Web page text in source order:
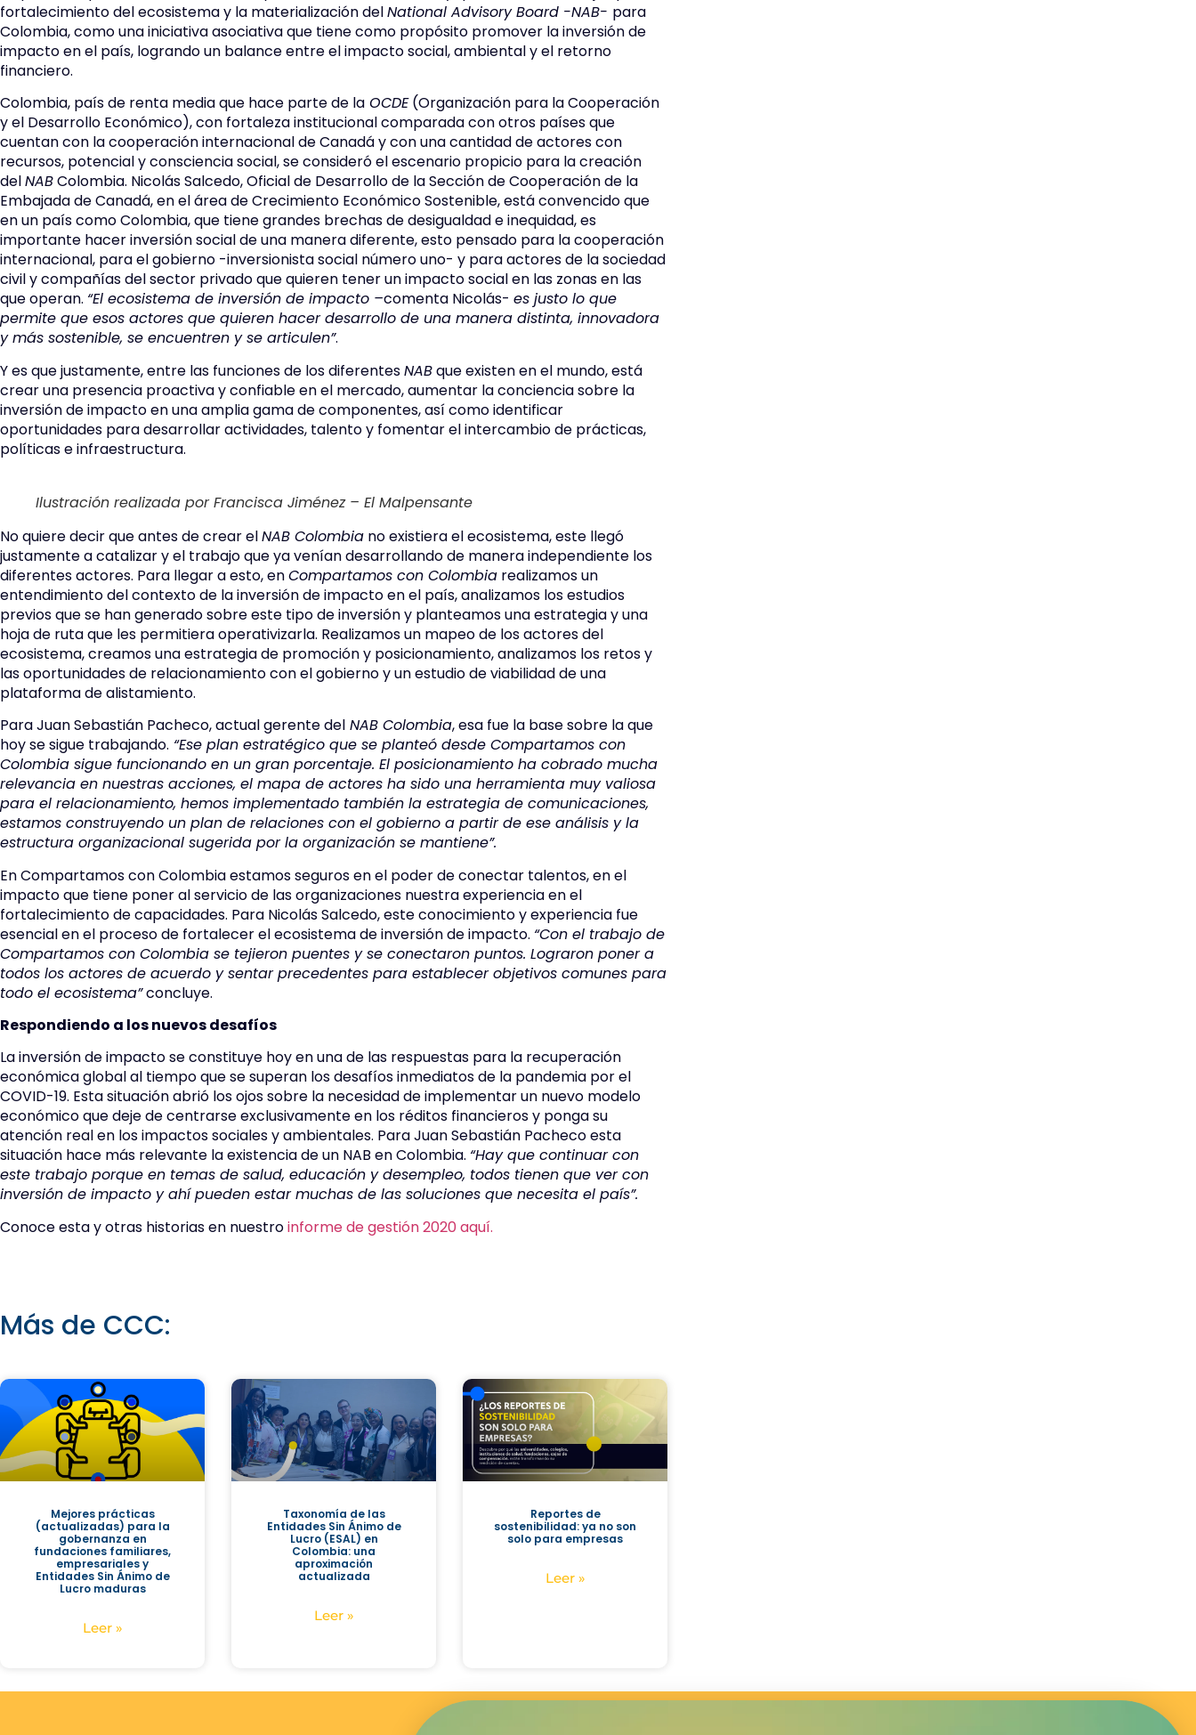
fortalecimiento del ecosistema y la materialización delNational Advisory Board -NAB- para
Colombia, como una iniciativa asociativa que tiene como propósito promover la inversión de
impacto en el país, logrando un balance entre el impacto social, ambiental y el retorno
financiero.
Colombia, país de renta media que hace parte de la OCDE(Organización para la Cooperación
y el Desarrollo Económico), con fortaleza institucional comparada con otros países que
cuentan con la cooperación internacional de Canadá y con una cantidad de actores con
recursos, potencial y consciencia social, se consideró el escenario propicio para la creación
delNABColombia. Nicolás Salcedo, Oficial de Desarrollo de la Sección de Cooperación de la
Embajada de Canadá, en el área de Crecimiento Económico Sostenible, está convencido que
en un país como Colombia, que tiene grandes brechas de desigualdad e inequidad, es
importante hacer inversión social de una manera diferente, esto pensado para la cooperación
internacional, para el gobierno -inversionista social número uno- y para actores de la sociedad
civil y compañías del sector privado que quieren tener un impacto social en las zonas en las
que operan. “El ecosistema de inversión de impacto –comenta Nicolás- es justo lo que
permite que esos actores que quieren hacer desarrollo de una manera distinta, innovadora
y más sostenible, se encuentren y se articulen”.
Y es que justamente, entre las funciones de los diferentesNABque existen en el mundo, está
crear una presencia proactiva y confiable en el mercado, aumentar la conciencia sobre la
inversión de impacto en una amplia gama de componentes, así como identificar
oportunidades para desarrollar actividades, talento y fomentar el intercambio de prácticas,
políticas e infraestructura.
Ilustración realizada por Francisca Jiménez – El Malpensante
No quiere decir que antes de crear elNAB Colombia no existiera el ecosistema, este llegó
justamente a catalizar y el trabajo que ya venían desarrollando de manera independiente los
diferentes actores. Para llegar a esto, enCompartamos con Colombia realizamos un
entendimiento del contexto de la inversión de impacto en el país, analizamos los estudios
previos que se han generado sobre este tipo de inversión y planteamos una estrategia y una
hoja de ruta que les permitiera operativizarla. Realizamos un mapeo de los actores del
ecosistema, creamos una estrategia de promoción y posicionamiento, analizamos los retos y
las oportunidades de relacionamiento con el gobierno y un estudio de viabilidad de una
plataforma de alistamiento.
Para Juan Sebastián Pacheco, actual gerente del NAB Colombia, esa fue la base sobre la que
hoy se sigue trabajando. “Ese plan estratégico que se planteó desde Compartamos con
Colombia sigue funcionando en un gran porcentaje. El posicionamiento ha cobrado mucha
relevancia en nuestras acciones, el mapa de actores ha sido una herramienta muy valiosa
para el relacionamiento, hemos implementado también la estrategia de comunicaciones,
estamos construyendo un plan de relaciones con el gobierno a partir de ese análisis y la
estructura organizacional sugerida por la organización se mantiene”.
En Compartamos con Colombia estamos seguros en el poder de conectar talentos, en el
impacto que tiene poner al servicio de las organizaciones nuestra experiencia en el
fortalecimiento de capacidades. Para Nicolás Salcedo, este conocimiento y experiencia fue
esencial en el proceso de fortalecer el ecosistema de inversión de impacto. “Con el trabajo de
Compartamos con Colombia se tejieron puentes y se conectaron puntos. Lograron poner a
todos los actores de acuerdo y sentar precedentes para establecer objetivos comunes para
todo el ecosistema”concluye.
Respondiendo a los nuevos desafíos
La inversión de impacto se constituye hoy en una de las respuestas para la recuperación
económica global al tiempo que se superan los desafíos inmediatos de la pandemia por el
COVID-19. Esta situación abrió los ojos sobre la necesidad de implementar un nuevo modelo
económico que deje de centrarse exclusivamente en los réditos financieros y ponga su
atención real en los impactos sociales y ambientales. Para Juan Sebastián Pacheco esta
situación hace más relevante la existencia de un NAB en Colombia. “Hay que continuar con
este trabajo porque en temas de salud, educación y desempleo, todos tienen que ver con
inversión de impacto y ahí pueden estar muchas de las soluciones que necesita el país”.
Conoce esta y otras historias en nuestroinforme de gestión 2020 aquí.
Más de CCC:
Mejores prácticas
(actualizadas) para la
gobernanza en
fundaciones familiares,
empresariales y
Entidades Sin Ánimo de
Lucro maduras
Leer »
Taxonomía de las
Entidades Sin Ánimo de
Lucro (ESAL) en
Colombia: una
aproximación
actualizada
Leer »
Reportes de
sostenibilidad: ya no son
solo para empresas
Leer »